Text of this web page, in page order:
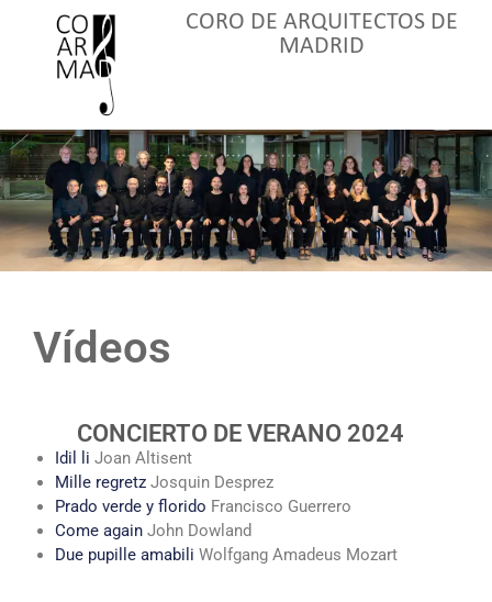
CORO DE ARQUITECTOS DE
MADRID
Vídeos
CONCIERTO DE VERANO 2024
Idil li Joan Altisent
Mille regretz Josquin Desprez
Prado verde y florido Francisco Guerrero
Come again John Dowland
Due pupille amabili Wolfgang Amadeus Mozart